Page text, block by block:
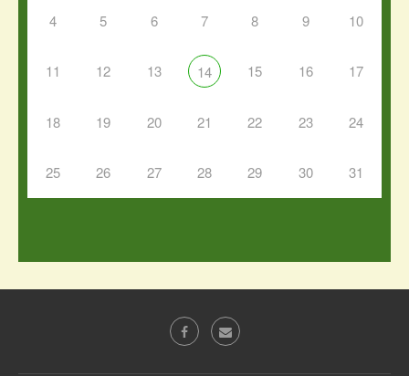
4 5 6 7 8 9 10
11 12 13 14 15 16 17
18 19 20 21 22 23 24
25 26 27 28 29 30 31